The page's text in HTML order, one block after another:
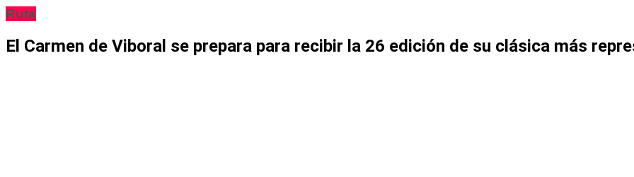
Ruta
El Carmen de Viboral se prepara para recibir la 26 edición de su clásica más